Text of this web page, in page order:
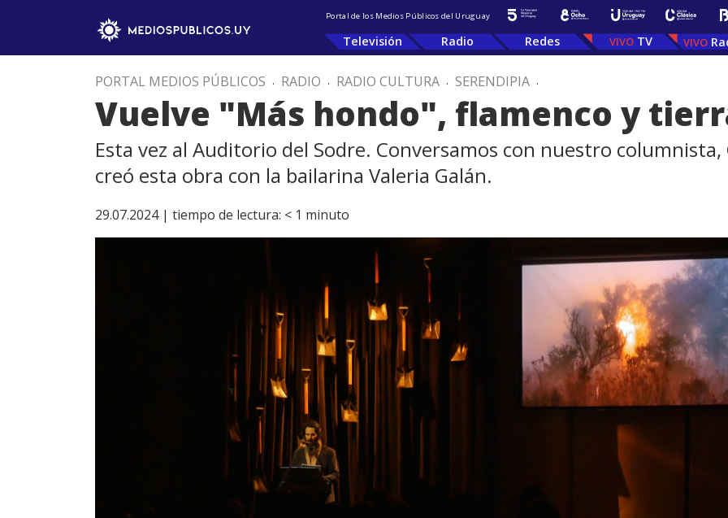
Portal de los Medios Públicos del Uruguay
Televisión Radio Redes TV
PORTAL MEDIOS PÚBLICOS . RADIO . RADIO CULTURA . SERENDIPIA .
Vuelve "Más hondo", flamenco y
Esta vez al Auditorio del Sodre. Conversamos con nuestro
creó esta obra con la bailarina Valeria Galán.
29.07.2024 | tiempo de lectura: < 1 minuto